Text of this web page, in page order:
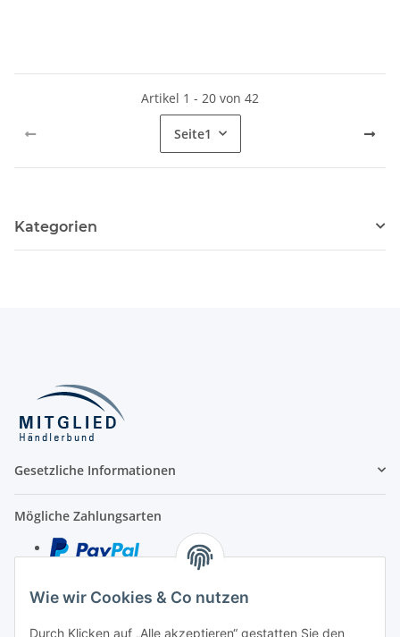
Wie wir Cookies & Co nutzen
Durch Klicken auf „Alle akzeptieren“ gestatten Sie den
Artikel 1 - 20 von 42
Seite1
Kategorien
Gesetzliche Informationen
Mögliche Zahlungsarten